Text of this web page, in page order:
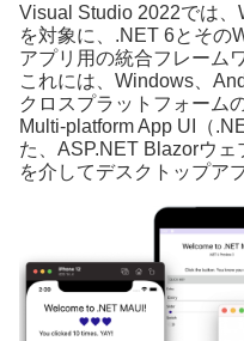
Visual Studio 2022では
を対象に、.NET 6とその
アプリ用の統合フレーム
これには、Windows、
クロスプラットフォーム
Multi-platform App UI（
た、ASP.NET Blazorウェ
を介してデスクトップア